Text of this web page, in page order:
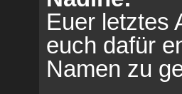
Euer letztes
euch dafür
Namen zu